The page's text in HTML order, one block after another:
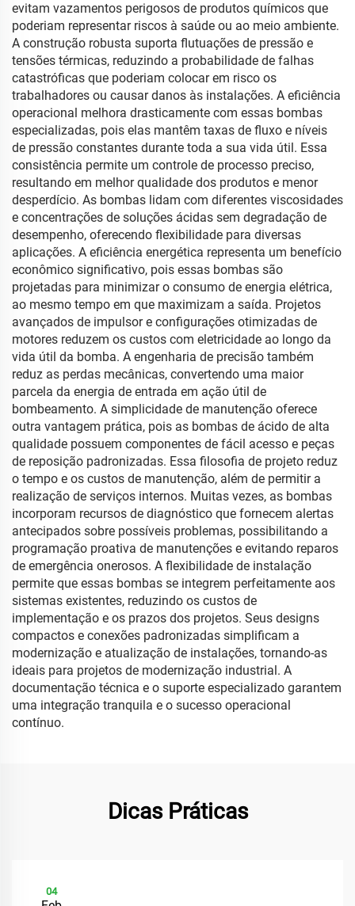
evitam vazamentos perigosos de produtos químicos que
poderiam representar riscos à saúde ou ao meio ambiente.
A construção robusta suporta flutuações de pressão e
tensões térmicas, reduzindo a probabilidade de falhas
catastróficas que poderiam colocar em risco os
trabalhadores ou causar danos às instalações. A eficiência
operacional melhora drasticamente com essas bombas
especializadas, pois elas mantêm taxas de fluxo e níveis
de pressão constantes durante toda a sua vida útil. Essa
consistência permite um controle de processo preciso,
resultando em melhor qualidade dos produtos e menor
desperdício. As bombas lidam com diferentes viscosidades
e concentrações de soluções ácidas sem degradação de
desempenho, oferecendo flexibilidade para diversas
aplicações. A eficiência energética representa um benefício
econômico significativo, pois essas bombas são
projetadas para minimizar o consumo de energia elétrica,
ao mesmo tempo em que maximizam a saída. Projetos
avançados de impulsor e configurações otimizadas de
motores reduzem os custos com eletricidade ao longo da
vida útil da bomba. A engenharia de precisão também
reduz as perdas mecânicas, convertendo uma maior
parcela da energia de entrada em ação útil de
bombeamento. A simplicidade de manutenção oferece
outra vantagem prática, pois as bombas de ácido de alta
qualidade possuem componentes de fácil acesso e peças
de reposição padronizadas. Essa filosofia de projeto reduz
o tempo e os custos de manutenção, além de permitir a
realização de serviços internos. Muitas vezes, as bombas
incorporam recursos de diagnóstico que fornecem alertas
antecipados sobre possíveis problemas, possibilitando a
programação proativa de manutenções e evitando reparos
de emergência onerosos. A flexibilidade de instalação
permite que essas bombas se integrem perfeitamente aos
sistemas existentes, reduzindo os custos de
implementação e os prazos dos projetos. Seus designs
compactos e conexões padronizadas simplificam a
modernização e atualização de instalações, tornando-as
ideais para projetos de modernização industrial. A
documentação técnica e o suporte especializado garantem
uma integração tranquila e o sucesso operacional
contínuo.
Dicas Práticas
04